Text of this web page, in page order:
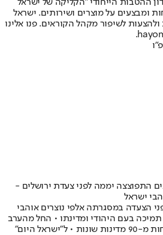
ההטבות הייחודי "הקליקה של ישראל
ומבצעים על מוצרים ושירותים. ישראל
לשיפור מקהל הקוראים. פנו אלינו
התפוצצה יממה לפני צעדת ירושלים -
ישראל
הצעדה במסגרתה אלפי נוצרים אוהבי
בעם היהודי ומדינתו • החל מהערב
מתקיים כנס אליו הגיעו משלחות מ-90 מדינות שונות • ל"ישראל היום"